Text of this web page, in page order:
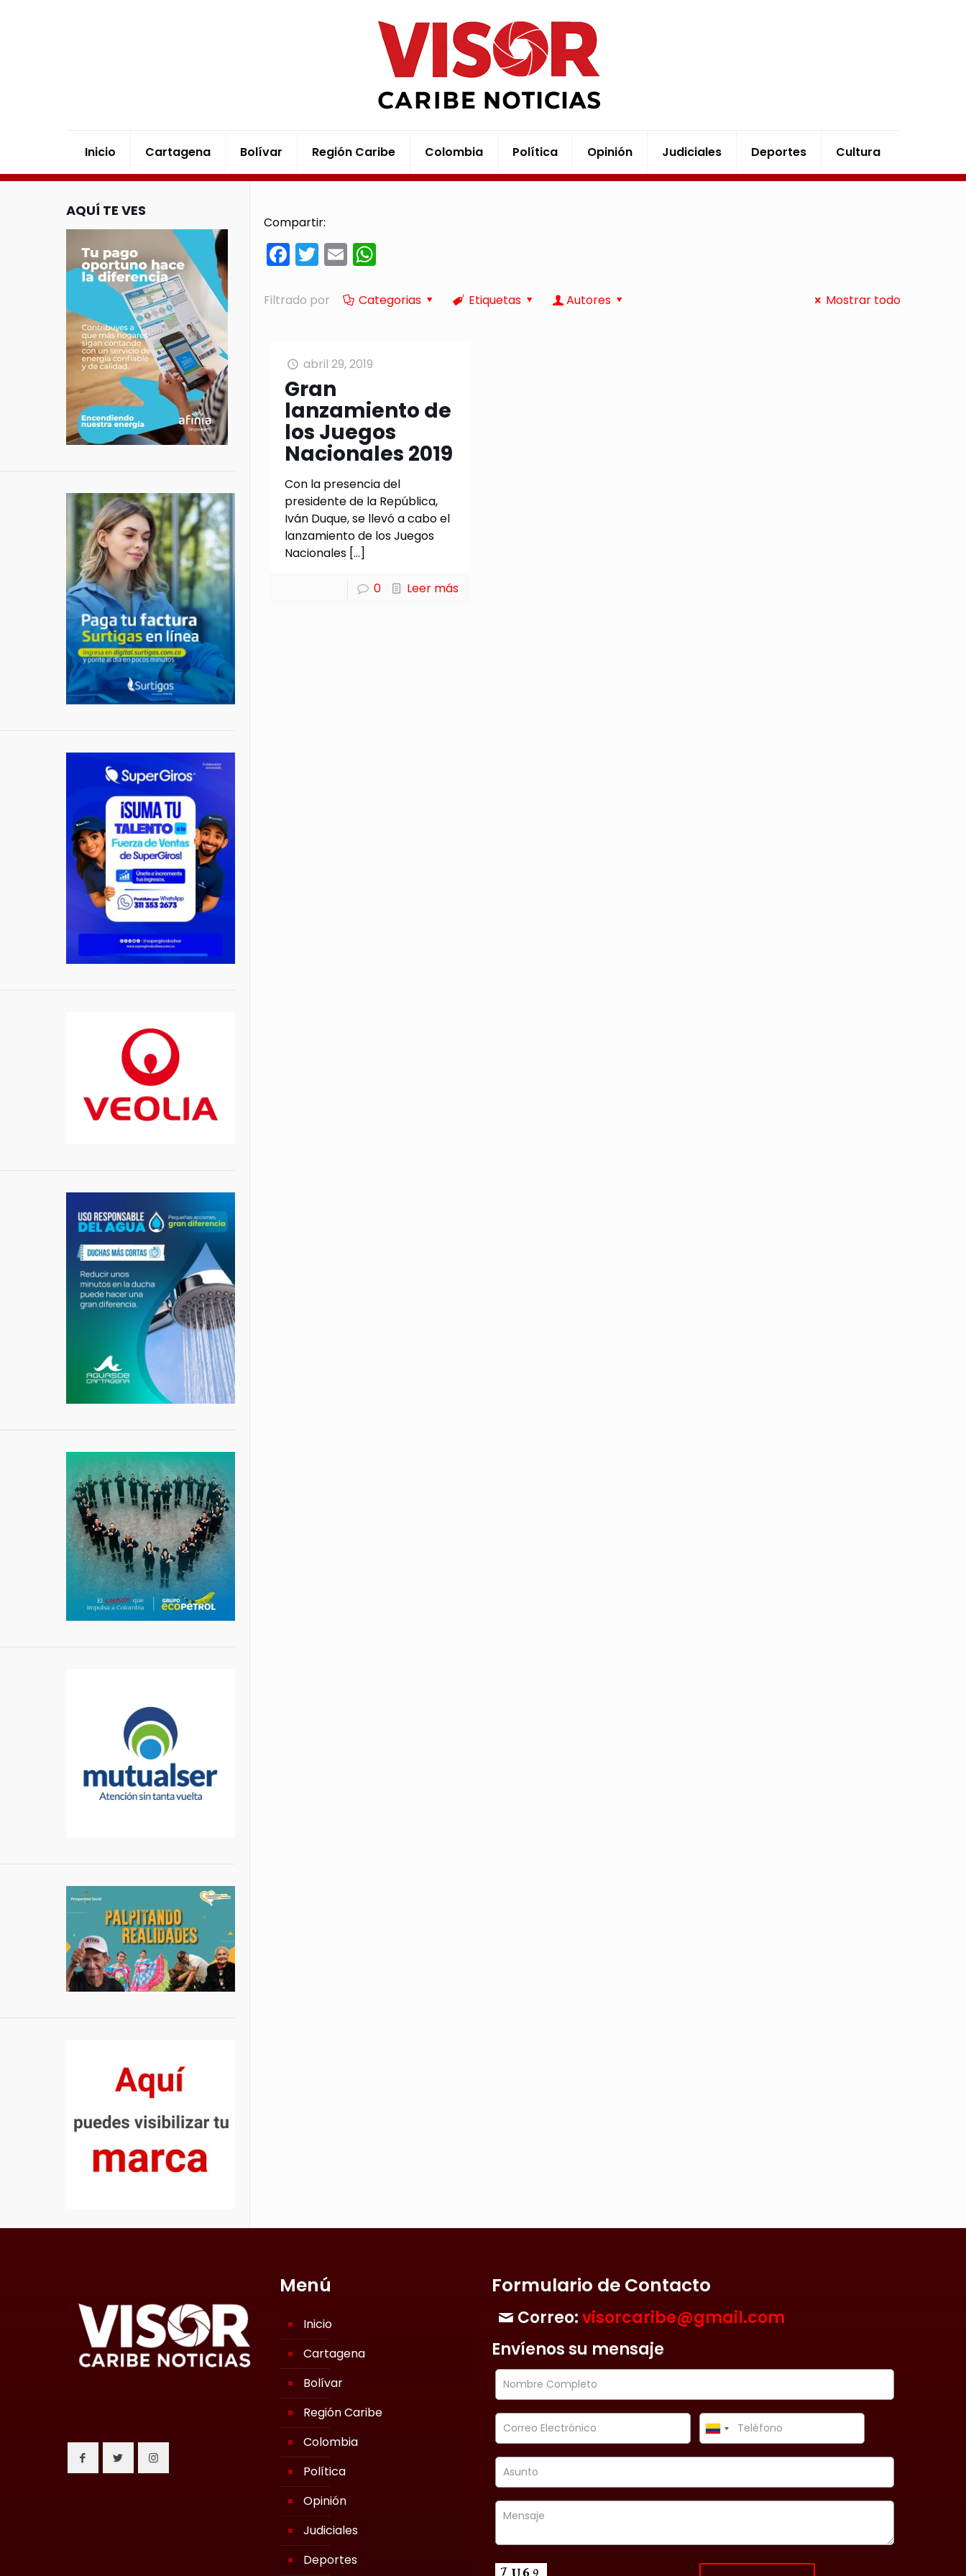
Inicio Cartagena Bolívar Región Caribe Colombia Política Opinión Judiciales Deportes Cultura
Compartir:
Facebook
Twitter
Email
Filtrado por Categorias Etiquetas Autores Mostrar todo
abril 29, 2019
Gran
lanzamiento de
los Juegos
Nacionales 2019
Con la presencia del
presidente de la República,
Iván Duque, se llevó a cabo el
lanzamiento de los Juegos
Nacionales[…]
0 Leer más
AQUÍ TE VES
Menú
Inicio
Cartagena
Bolívar
Región Caribe
Colombia
Política
Opinión
Judiciales
Deportes
Formulario de Contacto
Correo:visorcaribe@gmail.com
Envíenos su mensaje